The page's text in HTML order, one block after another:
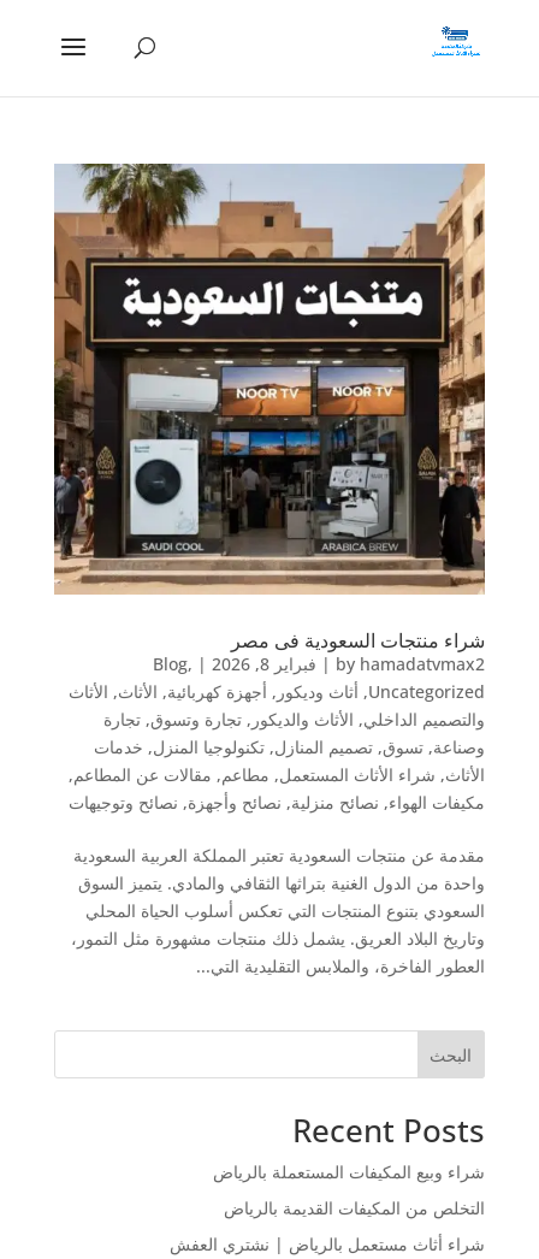
شراء منتجات السعودية فى مصر
by hamadatvmax2
| فبراير 8, 2026 |
Blog,
Uncategorized
, أثاث وديكور , أجهزة كهربائية, الأثاث, الأثاث
والتصميم الداخلي, الأثاث والديكور , تجارة وتسوق, تجارة
وصناعة, تسوق, تصميم المنازل, تكنولوجيا المنزل, خدمات
الأثاث, شراء الأثاث المستعمل, مطاعم, مقالات عن المطاعم,
مكيفات الهواء, نصائح منزلية, نصائح وأجهزة, نصائح وتوجيهات
مقدمة عن منتجات السعودية تعتبر المملكة العربية السعودية
واحدة من الدول الغنية بتراثها الثقافي والمادي. يتميز السوق
السعودي بتنوع المنتجات التي تعكس أسلوب الحياة المحلي
وتاريخ البلاد العريق. يشمل ذلك منتجات مشهورة مثل التمور،
العطور الفاخرة، والملابس التقليدية التي...
البحث
Recent Posts
شراء وبيع المكيفات المستعملة بالرياض
التخلص من المكيفات القديمة بالرياض
شراء أثاث مستعمل بالرياض | نشتري العفش